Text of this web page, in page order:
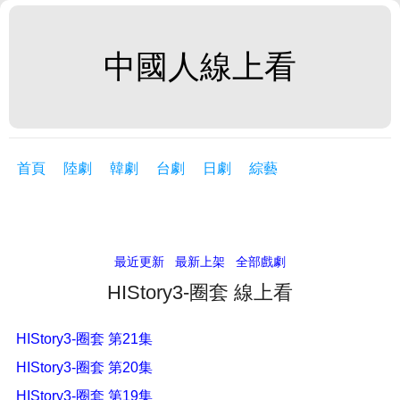
中國人線上看
首頁 陸劇 韓劇 台劇 日劇 綜藝
最近更新 最新上架 全部戲劇
HIStory3-圈套 線上看
HIStory3-圈套 第21集
HIStory3-圈套 第20集
HIStory3-圈套 第19集